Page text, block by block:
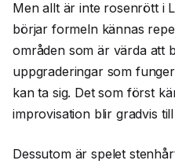
Men allt är inte rosenrött i
börjar formeln kännas
områden som är värda att
uppgraderingar som
kan ta sig. Det som först
improvisation blir gradvis
Dessutom är spelet